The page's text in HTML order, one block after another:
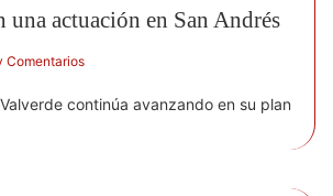
una actuación en San Andrés
Comentarios
continúa avanzando en su plan